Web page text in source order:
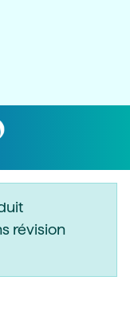
révision